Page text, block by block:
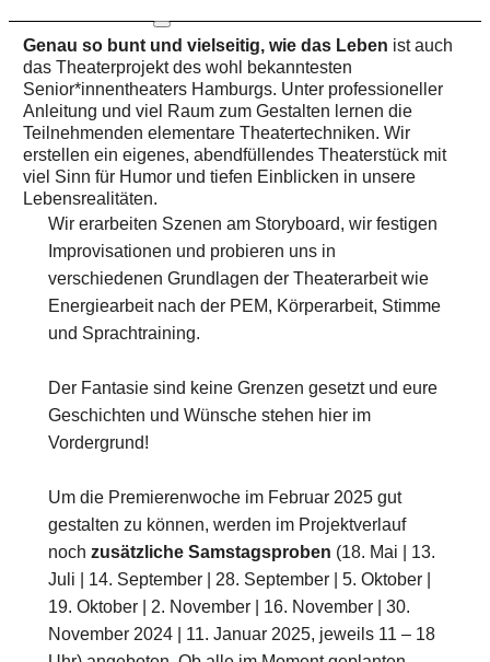
Genau so bunt und vielseitig, wie das Leben ist auch
das Theaterprojekt des wohl bekanntesten
Senior*innentheaters Hamburgs. Unter professioneller
Anleitung und viel Raum zum Gestalten lernen die
Teilnehmenden elementare Theatertechniken. Wir
erstellen ein eigenes, abendfüllendes Theaterstück mit
viel Sinn für Humor und tiefen Einblicken in unsere
Lebensrealitäten.
Wir erarbeiten Szenen am Storyboard, wir festigen
Improvisationen und probieren uns in
verschiedenen Grundlagen der Theaterarbeit wie
Energiearbeit nach der PEM, Körperarbeit, Stimme
und Sprachtraining.
Der Fantasie sind keine Grenzen gesetzt und eure
Geschichten und Wünsche stehen hier im
Vordergrund!
Um die Premierenwoche im Februar 2025 gut
gestalten zu können, werden im Projektverlauf
noch zusätzliche Samstagsproben (18. Mai | 13.
Juli | 14. September | 28. September | 5. Oktober |
19. Oktober | 2. November | 16. November | 30.
November 2024 | 11. Januar 2025, jeweils 11 – 18